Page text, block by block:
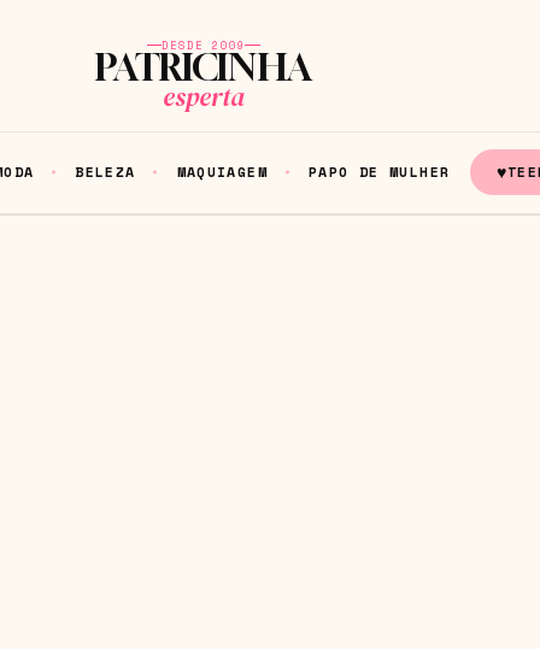
DESDE 2009
PATRICINHA
esperta
BELEZA MAQUIAGEM PAPO DE MULHER ♥